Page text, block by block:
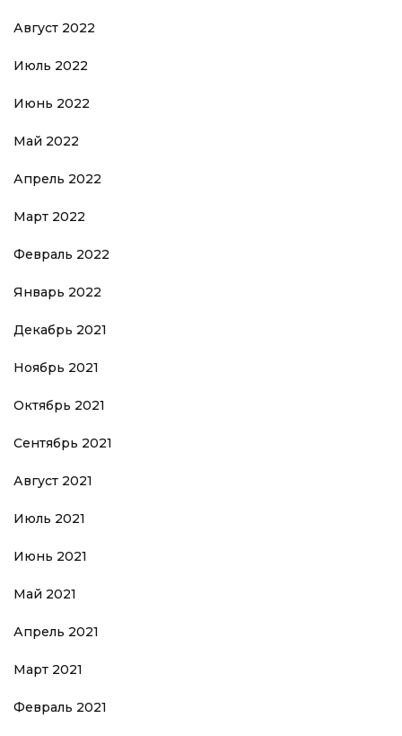
Август 2022
Июль 2022
Июнь 2022
Май 2022
Апрель 2022
Март 2022
Февраль 2022
Январь 2022
Декабрь 2021
Ноябрь 2021
Октябрь 2021
Сентябрь 2021
Август 2021
Июль 2021
Июнь 2021
Май 2021
Апрель 2021
Март 2021
Февраль 2021